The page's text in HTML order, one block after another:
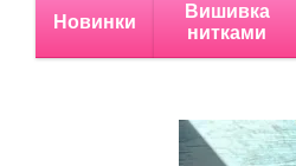
Новинки
Вишивка
нитками